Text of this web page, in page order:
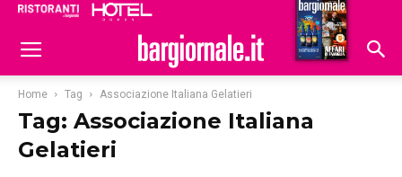
Hoteldomani
Home Tag Associazione Italiana Gelatieri
Tag: Associazione Italiana
Gelatieri